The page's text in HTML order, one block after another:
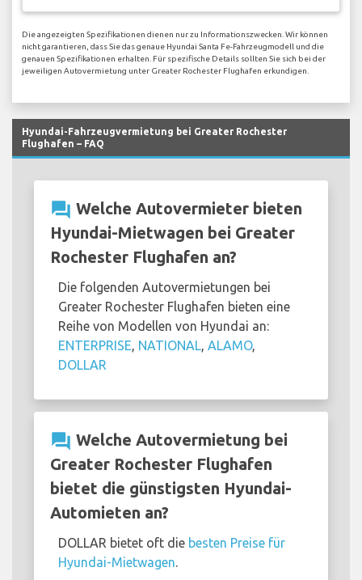
Die angezeigten Spezifikationen dienen nur zu Informationszwecken. Wir können
nicht garantieren, dass Sie das genaue Hyundai Santa Fe-Fahrzeugmodell und die
genauen Spezifikationen erhalten. Für spezifische Details sollten Sie sich bei der
jeweiligen Autovermietung unter Greater Rochester Flughafen erkundigen.
Hyundai-Fahrzeugvermietung bei Greater Rochester
Flughafen – FAQ
question_answer Welche Autovermieter bieten
Hyundai-Mietwagen bei Greater
Rochester Flughafen an?
Die folgenden Autovermietungen bei
Greater Rochester Flughafen bieten eine
Reihe von Modellen von Hyundai an:
ENTERPRISE, NATIONAL, ALAMO,
DOLLAR
question_answer Welche Autovermietung bei
Greater Rochester Flughafen
bietet die günstigsten Hyundai-
Automieten an?
DOLLAR bietet oft die besten Preise für
Hyundai-Mietwagen.